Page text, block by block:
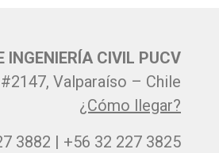
INGENIERÍA CIVIL PUCV
Valparaíso – Chile
¿Cómo llegar?
3882 | +56 32 227 3825